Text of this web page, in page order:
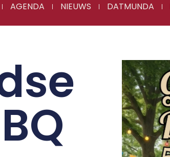
AGENDA NIEUWS DATMUNDA